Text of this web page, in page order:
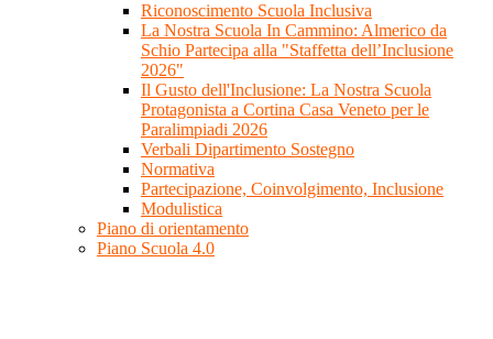
Riconoscimento Scuola Inclusiva
La Nostra Scuola In Cammino: Almerico da
Schio Partecipa alla "Staffetta dell’Inclusione
2026"
Il Gusto dell'Inclusione: La Nostra Scuola
Protagonista a Cortina Casa Veneto per le
Paralimpiadi 2026
Verbali Dipartimento Sostegno
Normativa
Partecipazione, Coinvolgimento, Inclusione
Modulistica
Piano di orientamento
Piano Scuola 4.0